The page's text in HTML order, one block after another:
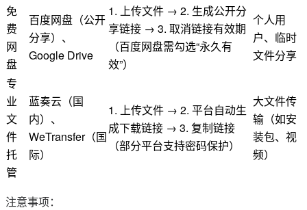
免
费
网
盘
百度网盘（公开
分享）、
Google Drive
1. 上传文件 → 2. 生成公开分
享链接 → 3. 取消链接有效期
（百度网盘需勾选“永久有
效”）
个人用
户、临时
文件分享
专
业
文
件
托
管
蓝奏云（国
内）、
WeTransfer（国
际）
1. 上传文件 → 2. 平台自动生
成下载链接 → 3. 复制链接
（部分平台支持密码保护）
大文件传
输（如安
装包、视
频）
注意事项：